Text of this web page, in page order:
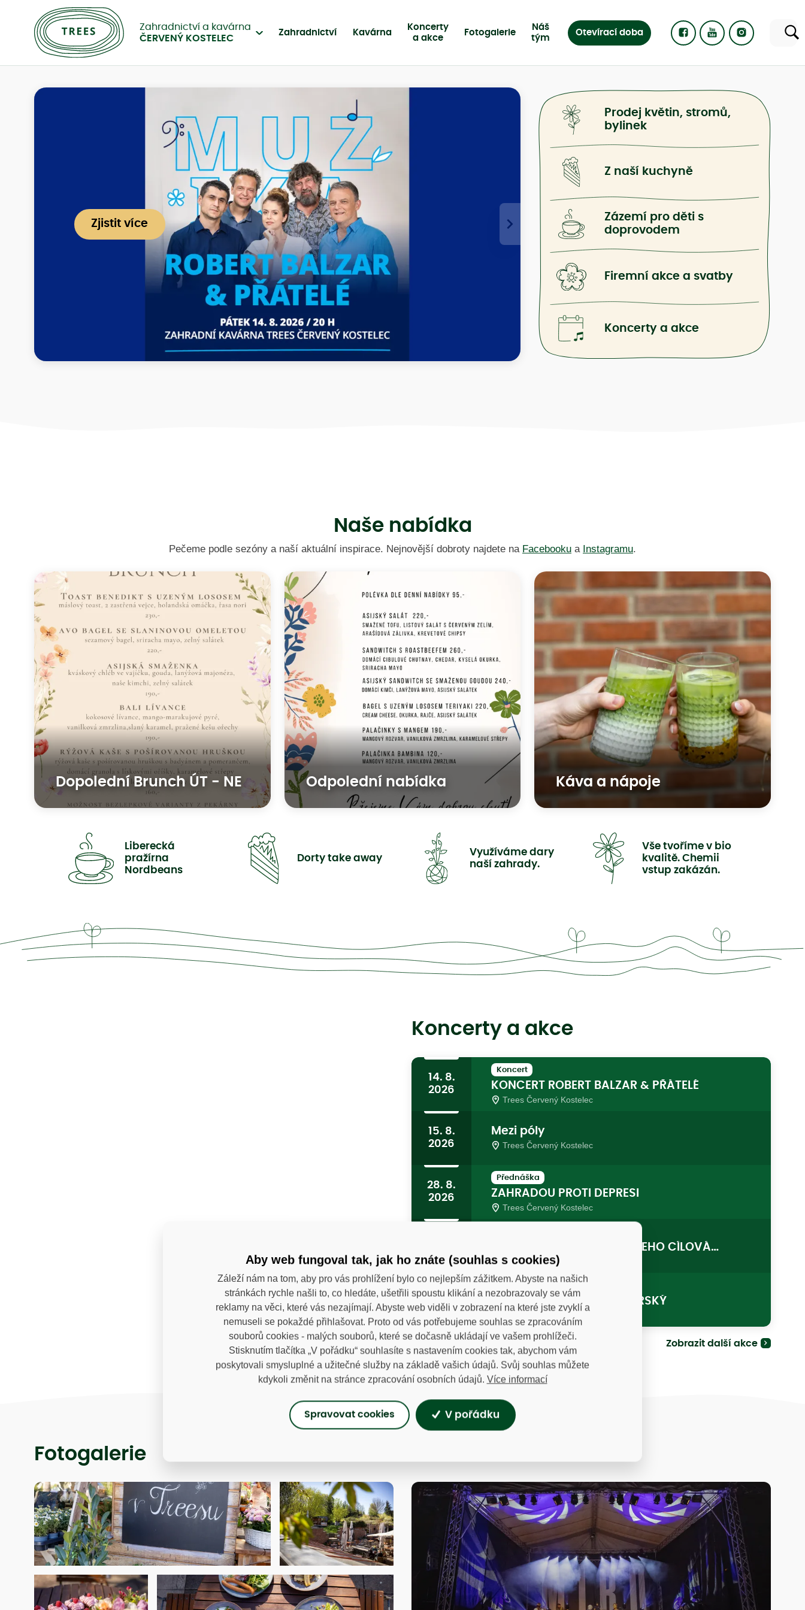
Zahradnictví a kavárna
ČERVENÝ KOSTELEC
Zahradnictví Kavárna
Koncerty
a akce
Fotogalerie
Náš
tým
Otevírací doba
Zjistit více
Zjistit více Zjistit více
›
Prodej květin, stromů,
bylinek
Z naší kuchyně
Zázemí pro děti s
doprovodem
Firemní akce a svatby
Koncerty a akce
Naše nabídka
Pečeme podle sezóny a naší aktuální inspirace. Nejnovější dobroty najdete na Facebooku a Instagramu.
Dopolední Brunch ÚT - NE Odpolední nabídka Káva a nápoje
Liberecká
pražírna
Nordbeans
Dorty take away
Využíváme dary
naší zahrady.
Vše tvoříme v bio
kvalitě. Chemii
vstup zakázán.
Koncerty a akce
14. 8.
2026
Koncert
KONCERT ROBERT BALZAR & PŘÁTELÉ
Trees Červený Kostelec
15. 8.
2026
Mezi póly
Trees Červený Kostelec
28. 8.
2026
Přednáška
ZAHRADOU PROTI DEPRESI
Trees Červený Kostelec
KONCERT TOMÁŠ KLUS A JEHO CÍLOVÁ
SKUPINA | VYPRODÁNO
Trees Červený Kostelec
25. 9.
2026
Koncert
KONCERT VLADIMÍR JAVORSKÝ
Trees Červený Kostelec
Zobrazit další akce
Fotogalerie
Kavárně v létě
Vodní prvky
v zahradě
Aby web fungoval tak, jak ho znáte (souhlas s cookies)
Záleží nám na tom, aby pro vás prohlížení bylo co nejlepším zážitkem. Abyste na našich
stránkách rychle našli to, co hledáte, ušetřili spoustu klikání a nezobrazovaly se vám
reklamy na věci, které vás nezajímají. Abyste web viděli v zobrazení na které jste zvyklí a
nemuseli se pokaždé přihlašovat. Proto od vás potřebujeme souhlas se zpracováním
souborů cookies - malých souborů, které se dočasně ukládají ve vašem prohlížeči.
Stisknutím tlačítka „V pořádku“ souhlasíte s nastavením cookies tak, abychom vám
poskytovali smysluplné a užitečné služby na základě vašich údajů. Svůj souhlas můžete
kdykoli změnit na stránce zpracování osobních údajů. Více informací
Spravovat cookies V pořádku